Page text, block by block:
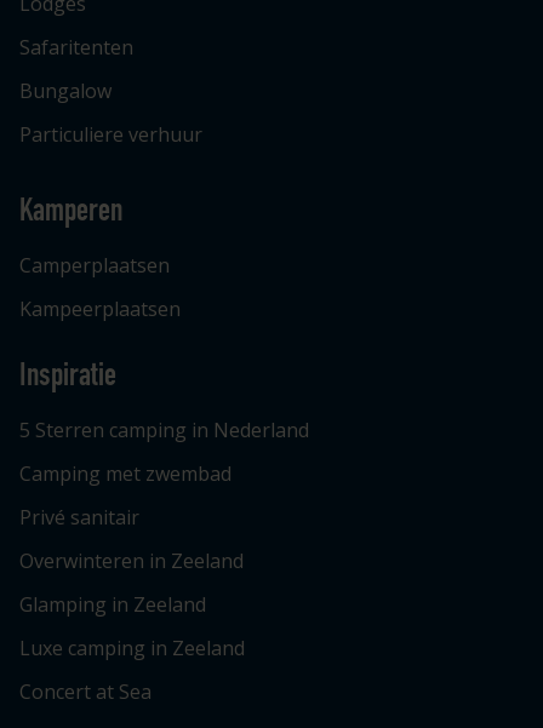
Safaritenten
Bungalow
Particuliere verhuur
Kamperen
Camperplaatsen
Kampeerplaatsen
Inspiratie
5 Sterren camping in Nederland
Camping met zwembad
Privé sanitair
Overwinteren in Zeeland
Glamping in Zeeland
Luxe camping in Zeeland
Concert at Sea